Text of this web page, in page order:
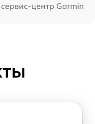
сервис-центр Garmin